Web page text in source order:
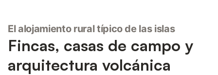
El alojamiento rural típico de las islas
Fincas, casas de campo y
arquitectura volcánica